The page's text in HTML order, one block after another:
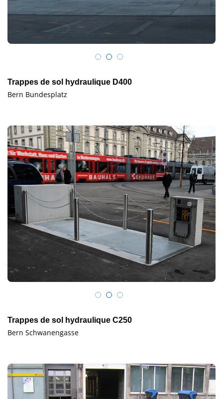
Trappes de sol hydraulique D400
Bern Bundesplatz
Trappes de sol hydraulique C250
Bern Schwanengasse